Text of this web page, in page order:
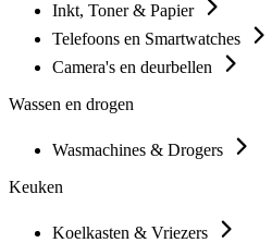
Inkt, Toner & Papier
Telefoons en Smartwatches
Camera's en deurbellen
Wassen en drogen
Wasmachines & Drogers
Keuken
Koelkasten & Vriezers